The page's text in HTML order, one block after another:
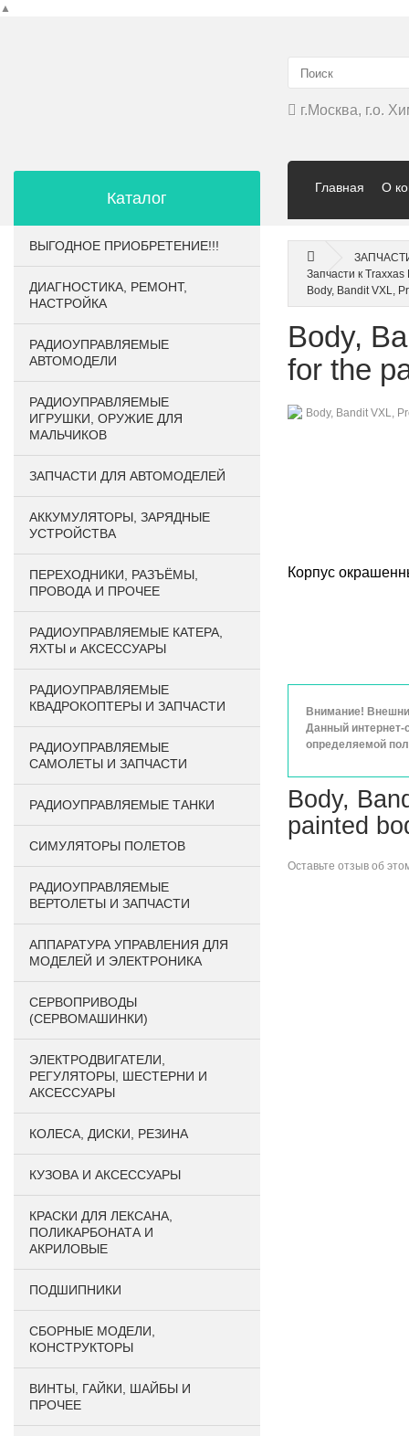
▲
г.Москва, г.о.
Главная О
Каталог
ВЫГОДНОЕ ПРИОБРЕТЕНИЕ!!!
ДИАГНОСТИКА, РЕМОНТ,
НАСТРОЙКА
РАДИОУПРАВЛЯЕМЫЕ
АВТОМОДЕЛИ
РАДИОУПРАВЛЯЕМЫЕ
ИГРУШКИ, ОРУЖИЕ ДЛЯ
МАЛЬЧИКОВ
ЗАПЧАСТИ ДЛЯ АВТОМОДЕЛЕЙ
АККУМУЛЯТОРЫ, ЗАРЯДНЫЕ
УСТРОЙСТВА
ПЕРЕХОДНИКИ, РАЗЪЁМЫ,
ПРОВОДА И ПРОЧЕЕ
РАДИОУПРАВЛЯЕМЫЕ КАТЕРА,
ЯХТЫ и АКСЕССУАРЫ
РАДИОУПРАВЛЯЕМЫЕ
КВАДРОКОПТЕРЫ И ЗАПЧАСТИ
РАДИОУПРАВЛЯЕМЫЕ
САМОЛЕТЫ И ЗАПЧАСТИ
РАДИОУПРАВЛЯЕМЫЕ ТАНКИ
СИМУЛЯТОРЫ ПОЛЕТОВ
РАДИОУПРАВЛЯЕМЫЕ
ВЕРТОЛЕТЫ И ЗАПЧАСТИ
АППАРАТУРА УПРАВЛЕНИЯ ДЛЯ
МОДЕЛЕЙ И ЭЛЕКТРОНИКА
СЕРВОПРИВОДЫ
(СЕРВОМАШИНКИ)
ЭЛЕКТРОДВИГАТЕЛИ,
РЕГУЛЯТОРЫ, ШЕСТЕРНИ И
АКСЕССУАРЫ
КОЛЕСА, ДИСКИ, РЕЗИНА
КУЗОВА И АКСЕССУАРЫ
КРАСКИ ДЛЯ ЛЕКСАНА,
ПОЛИКАРБОНАТА И
АКРИЛОВЫЕ
ПОДШИПНИКИ
CБОРНЫЕ МОДЕЛИ,
КОНСТРУКТОРЫ
ВИНТЫ, ГАЙКИ, ШАЙБЫ И
ПРОЧЕЕ
Запчасти к
Body, Bandit VXL,
Body,
for the
Корпус
Внимание!
Данный интернет-
определяемой
Body,
painted
Оставьте отзыв об